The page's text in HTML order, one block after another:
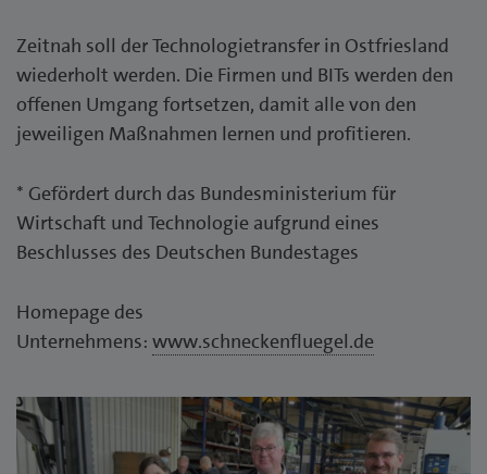
Zeitnah soll der Technologietransfer in Ostfriesland
wiederholt werden. Die Firmen und BITs werden den
offenen Umgang fortsetzen, damit alle von den
jeweiligen Maßnahmen lernen und profitieren.
* Gefördert durch das Bundesministerium für
Wirtschaft und Technologie aufgrund eines
Beschlusses des Deutschen Bundestages
Homepage des
Unternehmens: www.schneckenfluegel.de